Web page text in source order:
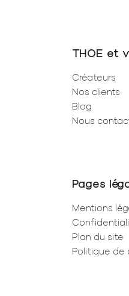
THOE et
Créateurs
Nos clients
Blog
Nous
Pages
Mentions
Plan du site
Politique de